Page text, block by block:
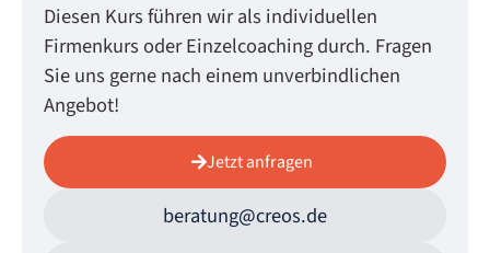
Diesen Kurs führen wir als individuellen
Firmenkurs oder Einzelcoaching durch. Fragen
Sie uns gerne nach einem unverbindlichen
Angebot!
Jetzt anfragen
beratung@creos.de